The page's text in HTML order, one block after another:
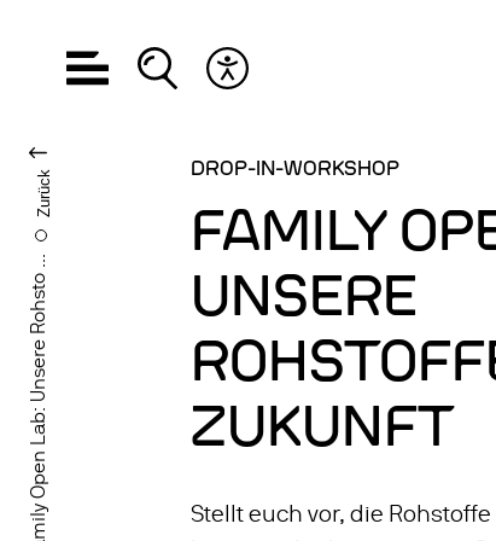
Hauptnavigation öffnen
Suche öffnen
Family Open Lab: Unsere Rohsto ...
Zurück DROP-IN-WORKSHOP
FAMILY
UNSERE
ZUKUNFT
Stellt euch vor, die